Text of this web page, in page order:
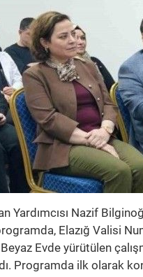
Yardımcısı Nazif
Elazığ Valisi
Evde yürütülen
Programda ilk olarak